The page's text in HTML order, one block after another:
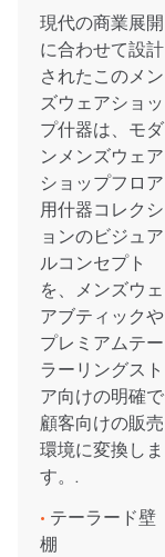
現代の商業展開
に合わせて設計
されたこのメン
ズウェアショッ
プ什器は、モダ
ンメンズウェア
ショップフロア
用什器コレクシ
ョンのビジュア
ルコンセプト
を、メンズウェ
アブティックや
プレミアムテー
ラーリングスト
ア向けの明確で
顧客向けの販売
環境に変換しま
す。.
• テーラード壁
棚